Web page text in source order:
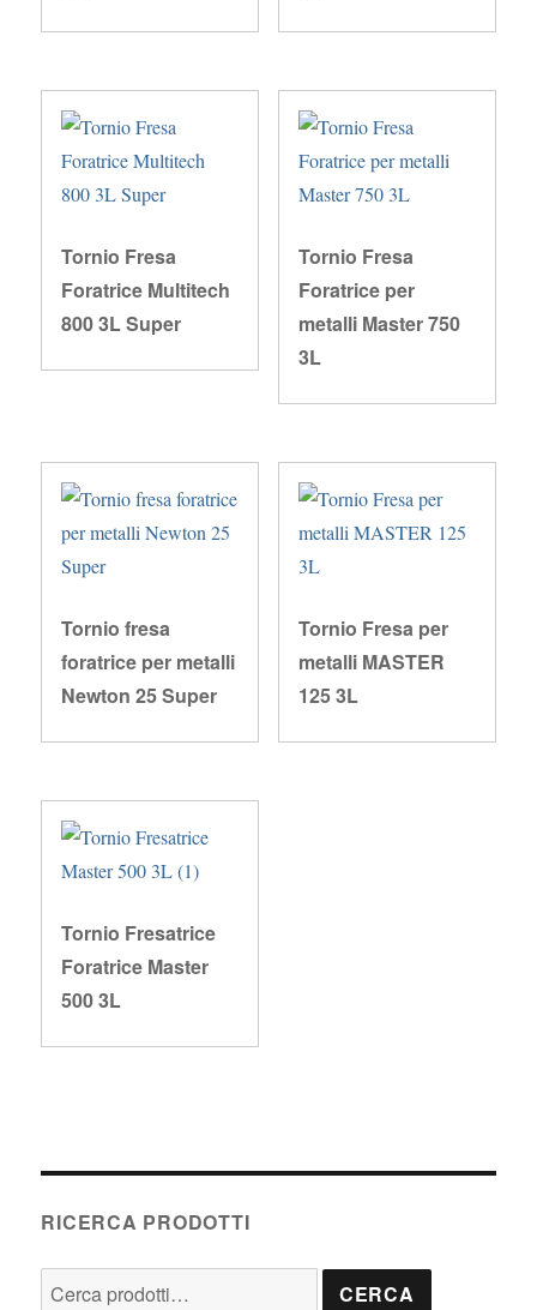
Tornio Fresa
Foratrice Multitech
800 3L Super
Tornio Fresa
Foratrice per
metalli Master 750
3L
Tornio fresa
foratrice per metalli
Newton 25 Super
Tornio Fresa per
metalli MASTER
125 3L
Tornio Fresatrice
Foratrice Master
500 3L
RICERCA PRODOTTI
Cerca: CERCA